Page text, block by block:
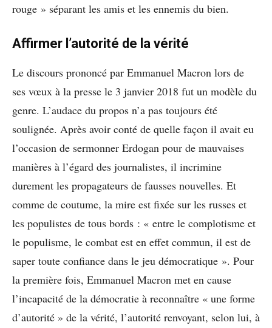
rouge » séparant les amis et les ennemis du bien.
Affirmer l’autorité de la vérité
Le discours prononcé par Emmanuel Macron lors de
ses vœux à la presse le 3 janvier 2018 fut un modèle du
genre. L’audace du propos n’a pas toujours été
soulignée. Après avoir conté de quelle façon il avait eu
l’occasion de sermonner Erdogan pour de mauvaises
manières à l’égard des journalistes, il incrimine
durement les propagateurs de fausses nouvelles. Et
comme de coutume, la mire est fixée sur les russes et
les populistes de tous bords : « entre le complotisme et
le populisme, le combat est en effet commun, il est de
saper toute confiance dans le jeu démocratique ». Pour
la première fois, Emmanuel Macron met en cause
l’incapacité de la démocratie à reconnaître « une forme
d’autorité » de la vérité, l’autorité renvoyant, selon lui, à